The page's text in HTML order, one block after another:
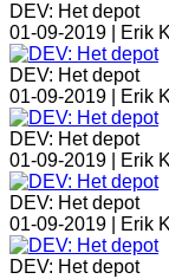
DEV: Het depot
01-09-2019 |
Erik
DEV: Het depot
01-09-2019 |
Erik
DEV: Het depot
01-09-2019 |
Erik
DEV: Het depot
01-09-2019 |
Erik
DEV: Het depot